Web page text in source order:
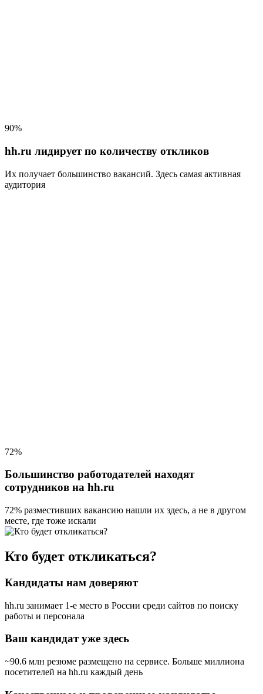
90%
hh.ru лидирует по количеству откликов
Их получает большинство вакансий. Здесь самая активная
аудитория
72%
Большинство работодателей находят
сотрудников на hh.ru
72% разместивших вакансию нашли их здесь, а не в другом
месте, где тоже искали
Кто будет откликаться?
Кандидаты нам доверяют
hh.ru занимает 1-е место в России среди сайтов по поиску
работы и персонала
Ваш кандидат уже здесь
~90.6 млн резюме размещено на сервисе. Больше миллиона
посетителей на hh.ru каждый день